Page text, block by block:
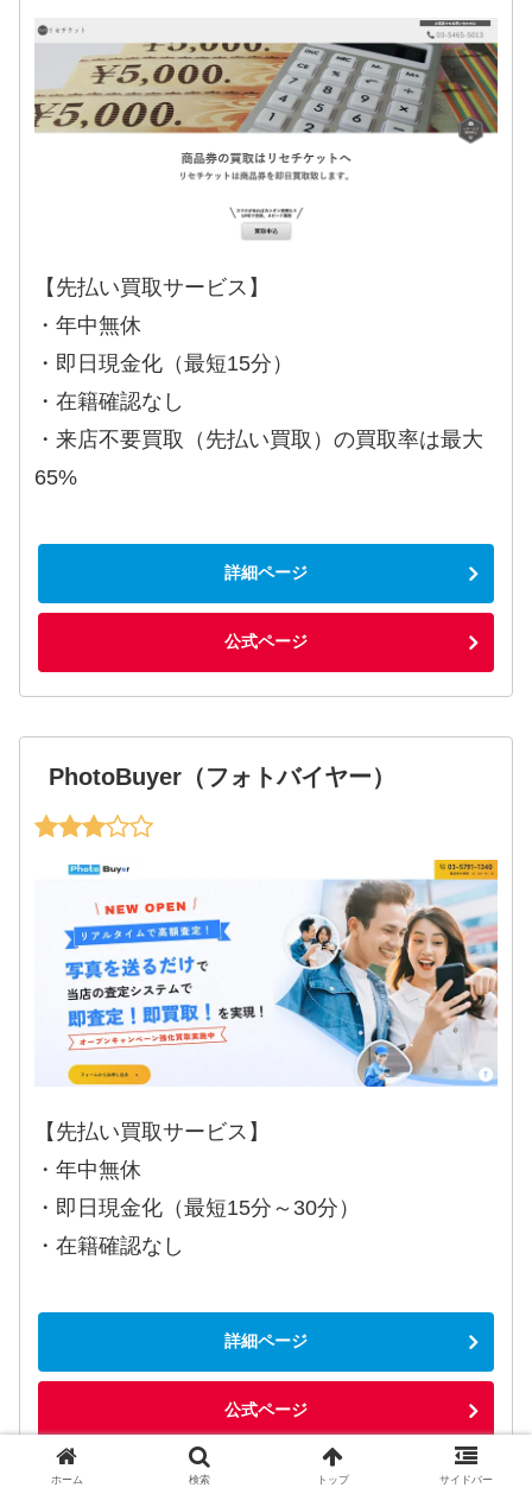
【先払い買取サービス】
・年中無休
・即日現金化（最短15分）
・在籍確認なし
・来店不要買取（先払い買取）の買取率は最大
65%
詳細ページ
公式ページ
PhotoBuyer（フォトバイヤー）
【先払い買取サービス】
・年中無休
・即日現金化（最短15分～30分）
・在籍確認なし
詳細ページ
公式ページ
ホーム 検索 トップ サイドバー